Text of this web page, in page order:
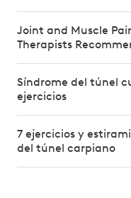
Joint and Muscle
Therapists
Síndrome del túnel
ejercicios
7 ejercicios y
del túnel carpiano